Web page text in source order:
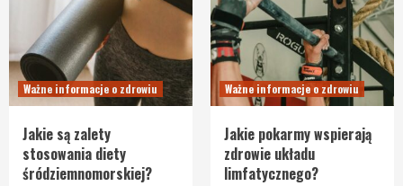
Ważne informacje o zdrowiu
Jakie są zalety
stosowania diety
śródziemnomorskiej?
Ważne informacje o zdrowiu
Jakie pokarmy wspierają
zdrowie układu
limfatycznego?